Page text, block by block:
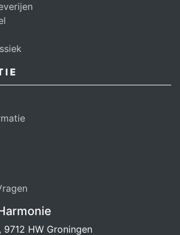
9712 HW Groningen